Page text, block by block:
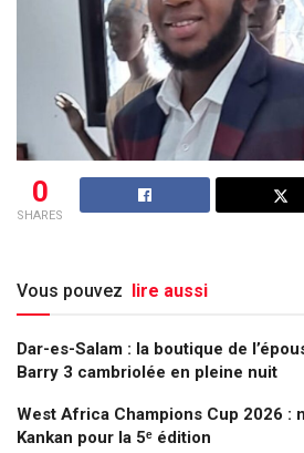
0
SHARES
Vous pouvez lire aussi
Dar-es-Salam : la boutique de
Barry 3 cambriolée en pleine nuit
West Africa Champions Cup 2026 :
Kankan pour la 5ᵉ édition